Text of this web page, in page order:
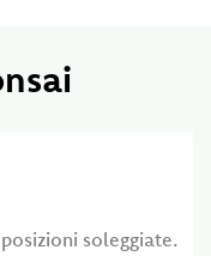
soleggiate.